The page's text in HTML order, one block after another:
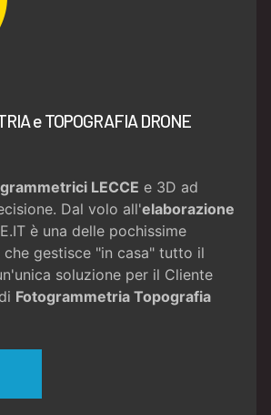
e TOPOGRAFIA DRONE
LECCE e 3D ad
Dal volo all'elaborazione
è una delle pochissime
che gestisce "in casa" tutto il
soluzione per il Cliente
Fotogrammetria Topografia